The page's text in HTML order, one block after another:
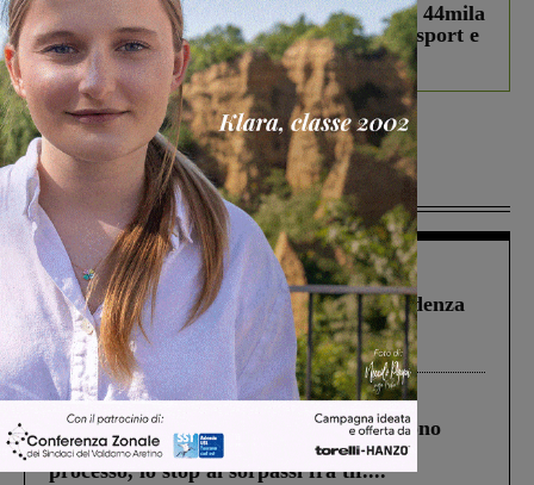
Estra Notizie agosto: Smart Cities, oltre 44mila
studenti coinvolti, torna il bando per lo sport e
debutta il podcast Estrair
Più lette
Figline Incisa Valdarno 1 Agosto 2026
Piscina di Figline finanziata oltre la scadenza
Pnrr, il gruppo di Fratelli d’Italia: “Un
ringraziamento al Governo”
Cronaca 4 Agosto 2026
Un anno fa la strage in A1 in cui morirono
Gianni, Giulia e Franco. Lo schianto, il
processo, lo stop ai sorpassi fra tir....